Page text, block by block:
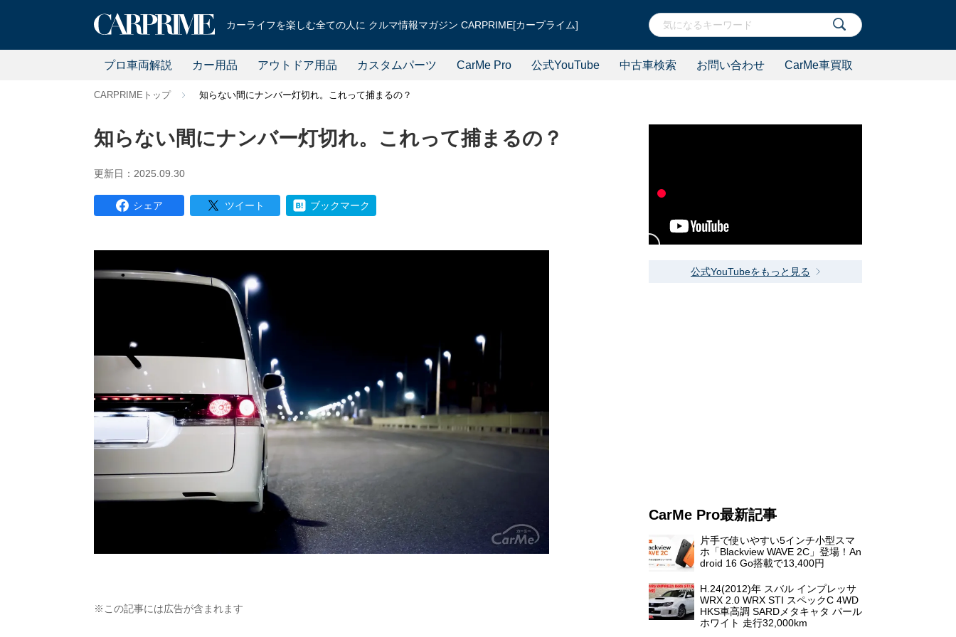
カーライフを楽しむ全ての人に クルマ情報マガジン CARPRIME[カープライム]
プロ車両解説 カー用品 アウトドア用品 カスタムパーツ CarMe Pro 公式YouTube 中古車検索 お問い合わせ CarMe車買取
CARPRIMEトップ 知らない間にナンバー灯切れ。これって捕まるの？
知らない間にナンバー灯切れ。これって捕まるの？
更新日：2025.09.30
シェア ツイート ブックマーク
※この記事には広告が含まれます
公式YouTubeをもっと見る
CarMe Pro最新記事
片手で使いやすい5インチ小型スマ
ホ「Blackview WAVE 2C」登場！An
droid 16 Go搭載で13,400円
H.24(2012)年 スバル インプレッサ
WRX 2.0 WRX STI スペックC 4WD
HKS車高調 SARDメタキャタ パール
ホワイト 走行32,000km